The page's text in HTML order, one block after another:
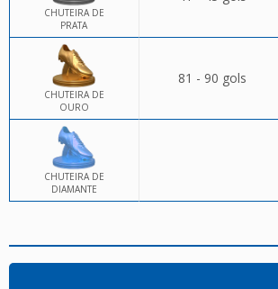
CHUTEIRA DE
PRATA
CHUTEIRA DE
OURO
81 - 90 gols
CHUTEIRA DE
DIAMANTE